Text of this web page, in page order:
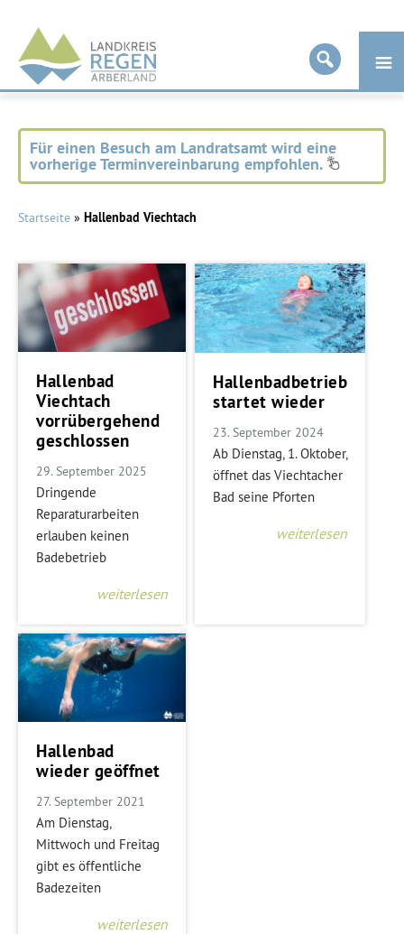
Landkreis
Regen
Für einen Besuch am Landratsamt wird eine
vorherige Terminvereinbarung empfohlen.
Startseite » Hallenbad Viechtach
Hallenbad
Viechtach
vorrübergehend
geschlossen
29. September 2025
Dringende
Reparaturarbeiten
erlauben keinen
Badebetrieb
weiterlesen
Hallenbadbetrieb
startet wieder
23. September 2024
Ab Dienstag, 1. Oktober,
öffnet das Viechtacher
Bad seine Pforten
weiterlesen
Hallenbad
wieder geöffnet
27. September 2021
Am Dienstag,
Mittwoch und Freitag
gibt es öffentliche
Badezeiten
weiterlesen